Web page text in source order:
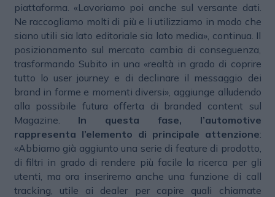
piattaforma. «Lavoriamo poi anche sul versante dati.
Ne raccogliamo molti di più e li utilizziamo in modo che
siano utili sia lato editoriale sia lato media», continua. Il
posizionamento sul mercato cambia di conseguenza,
trasformando Subito in una «realtà in grado di coprire
tutto lo user journey e di declinare il messaggio dei
brand in forme e momenti diversi», aggiunge alludendo
alla possibile futura offerta di branded content sul
Magazine. In questa fase, l’automotive
rappresenta l’elemento di principale attenzione:
«Abbiamo già aggiunto una serie di feature di prodotto,
di filtri in grado di rendere più facile la ricerca per gli
utenti, ma ora inseriremo anche una funzione di call
tracking, utile ai dealer per capire quali chiamate